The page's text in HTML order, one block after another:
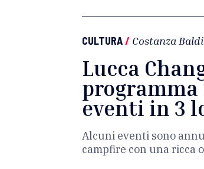
CULTURA/ Costanza
Lucca
programma
eventi in 3
Alcuni eventi sono
campfire con una ricca